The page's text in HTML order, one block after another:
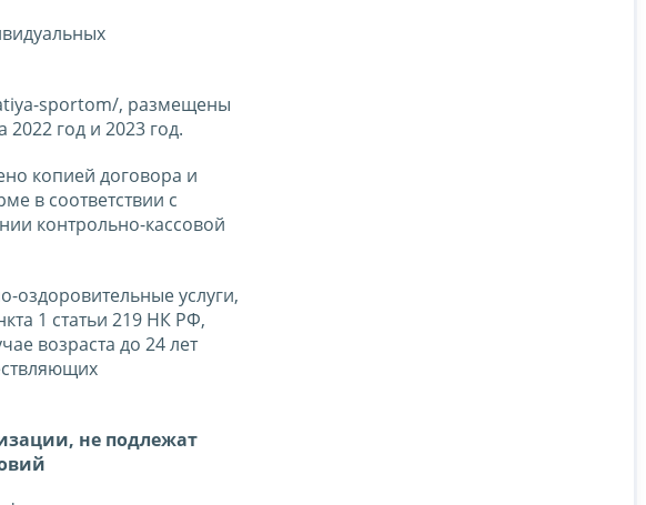
sportom/, размещены
год и 2023 год.
копией договора и
в соответствии с
контрольно-кассовой
оздоровительные услуги,
1 статьи 219 НК РФ,
возраста до 24 лет
не подлежат